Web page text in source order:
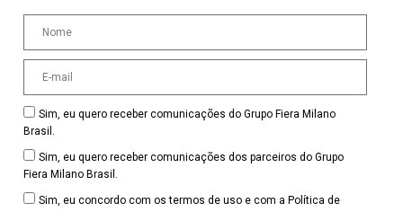
Sim, eu quero receber comunicações do Grupo Fiera Milano
Brasil.
Sim, eu quero receber comunicações dos parceiros do Grupo
Fiera Milano Brasil.
Sim, eu concordo com os termos de uso e com a Política de